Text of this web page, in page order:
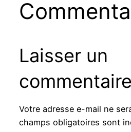
Laisser un
commentaire
Votre adresse e-mail ne
champs obligatoires sont